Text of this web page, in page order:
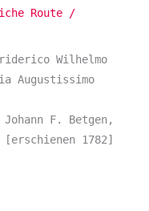
Route /
Wilhelmo
Augustissimo
F. Betgen,
[erschienen 1782]